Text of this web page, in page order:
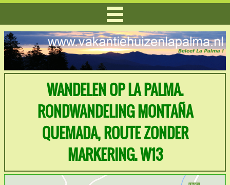
WANDELEN OP LA PALMA.
RONDWANDELING MONTAÑA
QUEMADA, ROUTE ZONDER
MARKERING. W13